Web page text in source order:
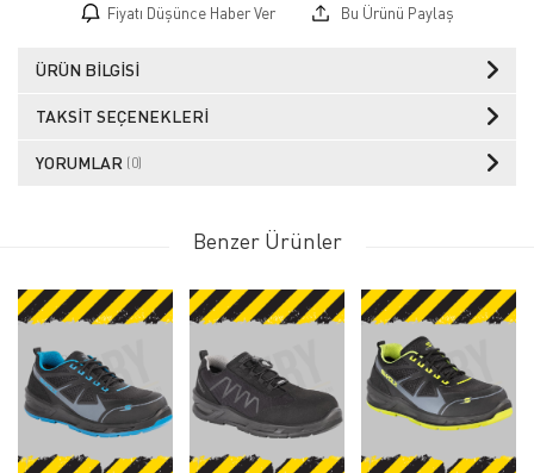
Fiyatı Düşünce Haber Ver Bu Ürünü Paylaş
ÜRÜN BILGISI
TAKSIT SEÇENEKLERI
YORUMLAR (0)
Benzer Ürünler